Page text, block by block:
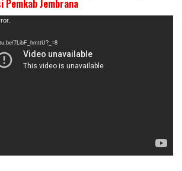
Jembrana
7LibF_hmttU?_=8